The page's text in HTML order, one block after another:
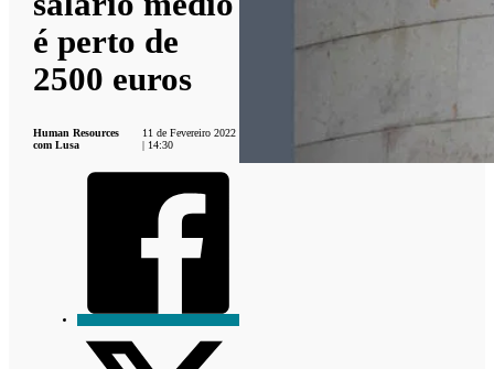
é perto de
2500 euros
Human Resources
com Lusa
11 de Fevereiro 2022
| 14:30